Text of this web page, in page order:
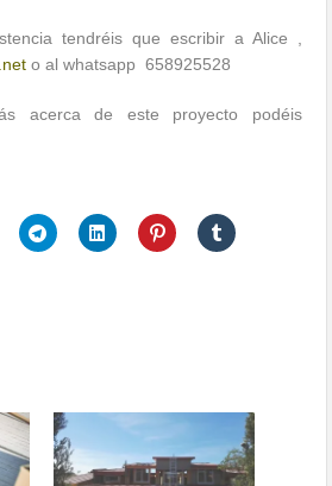
tendréis que escribir a Alice ,
o al whatsapp 658925528
acerca de este proyecto podéis